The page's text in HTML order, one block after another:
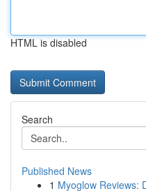
HTML is disabled
Search
Published News
1 Myoglow Reviews: